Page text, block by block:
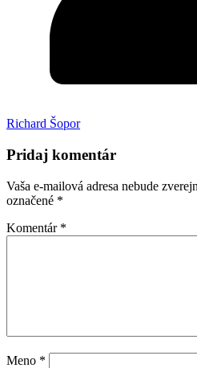
Richard Šopor
Pridaj komentár
Vaša e-mailová adresa nebude
označené *
Komentár *
Meno *